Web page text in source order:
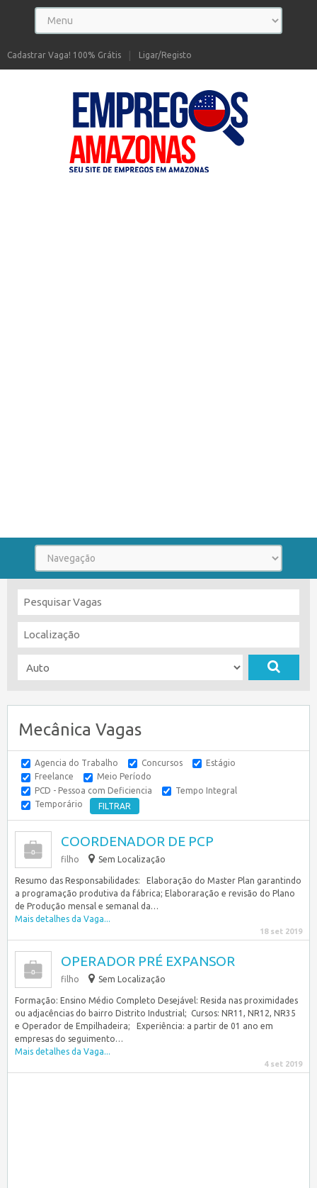
Ligar/Registo
Cadastrar Vaga! 100% Grátis
Mecânica Vagas
Agencia do Trabalho Concursos
Estágio
Freelance
Meio Período
PCD - Pessoa com Deficiencia
Tempo Integral
Temporário
COORDENADOR DE PCP
filho Sem Localização
Resumo das Responsabilidades: Elaboração do Master Plan garantindo
a programação produtiva da fábrica; Elaboraração e revisão do Plano
de Produção mensal e semanal da…
Mais detalhes da Vaga...
18 set 2019
OPERADOR PRÉ EXPANSOR
filho Sem Localização
Formação: Ensino Médio Completo Desejável: Resida nas proximidades
ou adjacências do bairro Distrito Industrial; Cursos: NR11, NR12, NR35
e Operador de Empilhadeira; Experiência: a partir de 01 ano em
empresas do seguimento…
Mais detalhes da Vaga...
4 set 2019